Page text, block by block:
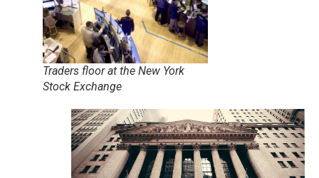
Traders floor at the New York
Stock Exchange